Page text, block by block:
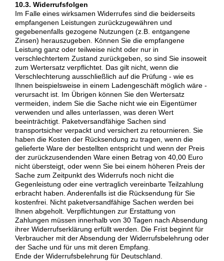
10.3. Widerrufsfolgen
Im Falle eines wirksamen Widerrufes sind die beiderseits
empfangenen Leistungen zurückzugewähren und
gegebenenfalls gezogene Nutzungen (z.B. entgangene
Zinsen) herauszugeben. Können Sie die empfangene
Leistung ganz oder teilweise nicht oder nur in
verschlechtertem Zustand zurückgeben, so sind Sie insoweit
zum Wertersatz verpflichtet. Das gilt nicht, wenn die
Verschlechterung ausschließlich auf die Prüfung - wie es
Ihnen beispielsweise in einem Ladengeschäft möglich wäre -
verursacht ist. Im Übrigen können Sie den Wertersatz
vermeiden, indem Sie die Sache nicht wie ein Eigentümer
verwenden und alles unterlassen, was deren Wert
beeinträchtigt. Paketversandfähige Sachen sind
transportsicher verpackt und versichert zu retournieren. Sie
haben die Kosten der Rücksendung zu tragen, wenn die
gelieferte Ware der bestellten entspricht und wenn der Preis
der zurückzusendenden Ware einen Betrag von 40,00 Euro
nicht übersteigt, oder wenn Sie bei einem höheren Preis der
Sache zum Zeitpunkt des Widerrufs noch nicht die
Gegenleistung oder eine vertraglich vereinbarte Teilzahlung
erbracht haben. Anderenfalls ist die Rücksendung für Sie
kostenfrei. Nicht paketversandfähige Sachen werden bei
Ihnen abgeholt. Verpflichtungen zur Erstattung von
Zahlungen müssen innerhalb von 30 Tagen nach Absendung
ihrer Widerrufserklärung erfüllt werden. Die Frist beginnt für
Verbraucher mit der Absendung der Widerrufsbelehrung oder
der Sache und für uns mit deren Empfang.
Ende der Widerrufsbelehrung für Deutschland.